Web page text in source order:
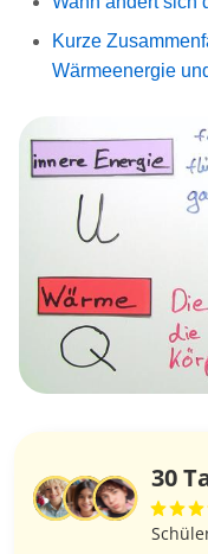
Kurze
Wärmeenergie
30